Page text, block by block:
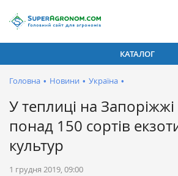
КАТАЛОГ
Головна • Новини • Україна •
У теплиці на
понад 150 сортів
культур
1 грудня 2019, 09:00